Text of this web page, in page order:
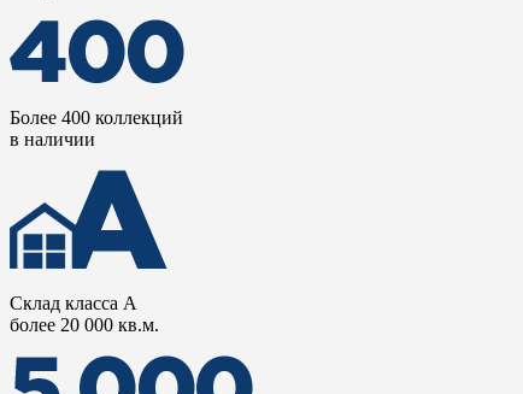
Более 400 коллекций
в наличии
Склад класса А
более 20 000 кв.м.